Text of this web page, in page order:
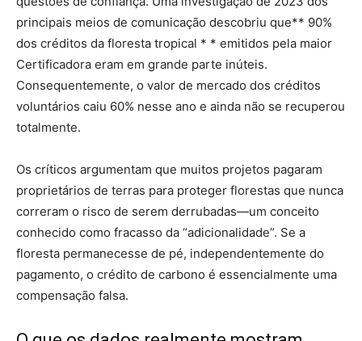
principais meios de comunicação descobriu que** 90%
dos créditos da floresta tropical * * emitidos pela maior
Certificadora eram em grande parte inúteis.
Consequentemente, o valor de mercado dos créditos
voluntários caiu 60% nesse ano e ainda não se recuperou
totalmente.
Os críticos argumentam que muitos projetos pagaram
proprietários de terras para proteger florestas que nunca
correram o risco de serem derrubadas—um conceito
conhecido como fracasso da “adicionalidade”. Se a
floresta permanecesse de pé, independentemente do
pagamento, o crédito de carbono é essencialmente uma
compensação falsa.